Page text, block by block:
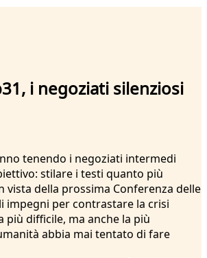
i negoziati silenziosi
tenendo i negoziati intermedi
stilare i testi quanto più
della prossima Conferenza delle
impegni per contrastare la crisi
più difficile, ma anche la più
abbia mai tentato di fare